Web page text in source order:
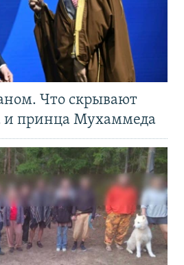
Что скрывают
и принца Мухаммеда